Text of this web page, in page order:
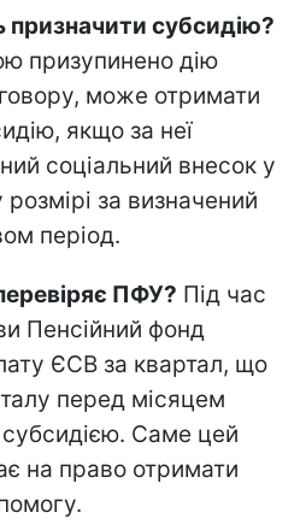
субсидію?
призупинено дію
може отримати
якщо за неї
соціальний внесок у
за визначений
період.
ПФУ? Під час
Пенсійний фонд
ЄСВ за квартал, що
перед місяцем
Саме цей
на право отримати